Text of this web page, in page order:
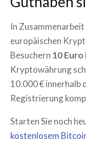
In
europäischen
Besuchern 10
Kryptowährung
10.000 € innerhalb
Registrierung
Starten Sie noch
kostenlosem